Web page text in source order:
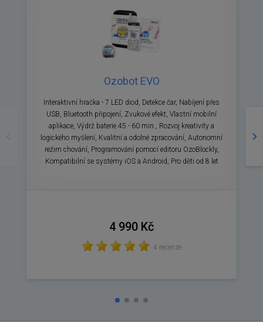
Ozobot EVO
Interaktivní hračka - 7 LED diod, Detekce čar, Nabíjení přes
USB, Bluetooth připojení, Zvukové efekt, Vlastní mobilní
aplikace, Výdrž baterie 45 - 60 min., Rozvoj kreativity a
logického myšlení, Kvalitní a odolné zpracování, Autonomní
režim chování, Programování pomocí editoru OzoBlockly,
Kompatibilní se systémy iOS a Android, Pro děti od 8 let
4 990 Kč
4 recenze